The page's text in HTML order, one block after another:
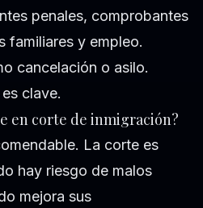
penales, comprobantes
familiares y empleo.
cancelación o asilo.
clave.
en corte de inmigración?
La corte es
hay riesgo de malos
mejora sus